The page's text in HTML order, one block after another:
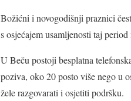
Božićni i novogodišnji praznici
s osjećajem usamljenosti taj
U Beču postoji besplatna
poziva, oko 20 posto više nego u
žele razgovarati i osjetiti podršku.